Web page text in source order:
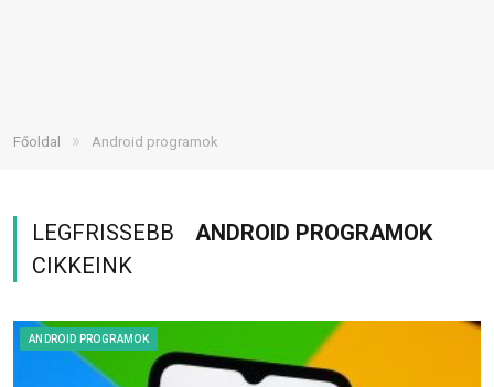
Főoldal » Android programok
LEGFRISSEBB
ANDROID PROGRAMOK
CIKKEINK
ANDROID PROGRAMOK